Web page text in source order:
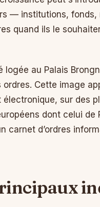
— institutions,
quand ils le
logée au Palais
Cette image
sur des
dont celui de
carnet d’ordres